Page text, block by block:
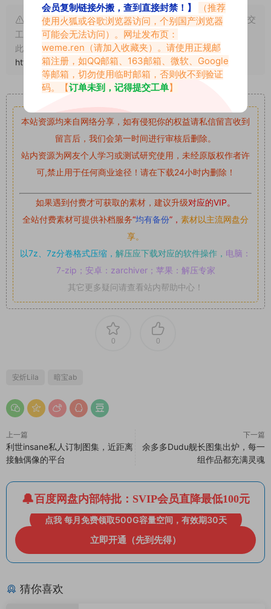
申明：本文资源均来源网友分享，若侵犯了您的权限可以提交
工单处理。
此外本文章皆属于原创文章，转载请注明出处！原文链接：
https://www.vmiba.com/18902.html
重要声明
本站资源均来自网络分享，如有侵犯你的权益请私信留言收到
留言后，我们会第一时间进行审核后删除。
站内资源为网友个人学习或测试研究使用，未经原版权作者许
可,禁止用于任何商业途径！请在下载24小时内删除！
如果遇到付费才可获取的素材，建议升级对应的VIP。
全站付费素材可提供补档服务“均有备份”， 素材以主流网盘分
享。
以7z、7z分卷格式压缩， 解压应下载对应的软件操作， 电脑：
7-zip；安卓：zarchiver；苹果：解压专家
其它更多疑问请查看站内帮助中心！
0 0
安炘Lila 暗宝ab
上一篇
利世insane私人订制图集，近距离
接触偶像的平台
下一篇
余多多Dudu舰长图集出炉，每一
组作品都充满灵魂
百度网盘内部特批：SVIP会员直降最低100元
点我 每月免费领取500G容量空间，有效期30天
立即开通（先到先得）
猜你喜欢
会员复制链接外搬，查到直接封禁！】
（推荐
使用火狐或谷歌浏览器访问，个别国产浏览器
可能会无法访问）。网址发布页：
weme.ren （请加入收藏夹）。请使用正规邮
箱注册，如QQ邮箱、163邮箱、微软、Google
等邮箱，切勿使用临时邮箱，否则收不到验证
码。【订单未到，记得提交工单】